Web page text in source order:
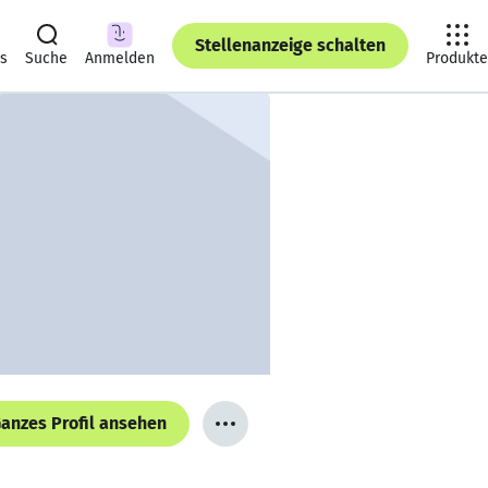
Suche Anmelden
Stellenanzeige schalten
Produkte
Profil ansehen